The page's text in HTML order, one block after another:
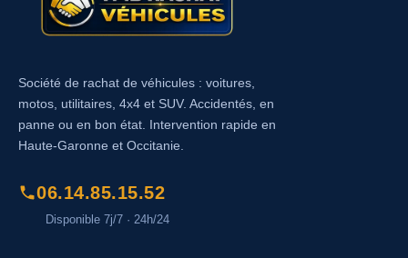
Société de rachat de véhicules : voitures,
motos, utilitaires, 4x4 et SUV. Accidentés, en
panne ou en bon état. Intervention rapide en
Haute-Garonne et Occitanie.
06.14.85.15.52
Disponible 7j/7 · 24h/24